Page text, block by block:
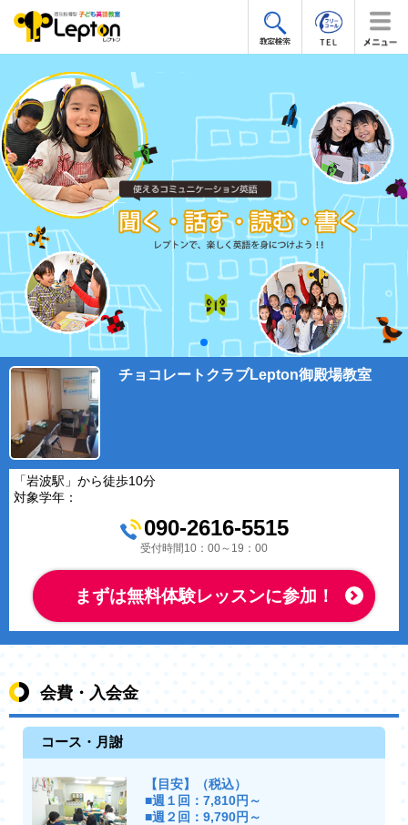
チョコレートクラブLepton御殿場教室
「岩波駅」から徒歩10分
対象学年：
090-2616-5515
受付時間10：00～19：00
まずは無料体験レッスンに参加！
会費・入会金
コース・月謝
【目安】（税込）
■週１回：7,810円～
■週２回：9,790円～